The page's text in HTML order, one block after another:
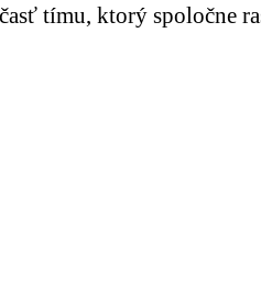
tímu, ktorý spoločne